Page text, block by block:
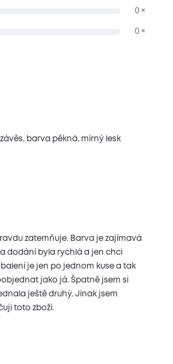
0 ×
0 ×
barva pěkná, mírný lesk
zatemňuje. Barva je zajímavá
dodání byla rychlá a jen chci
je jen po jednom kuse a tak
jako já. Špatně jsem si
ještě druhý. Jinak jsem
toto zboží.